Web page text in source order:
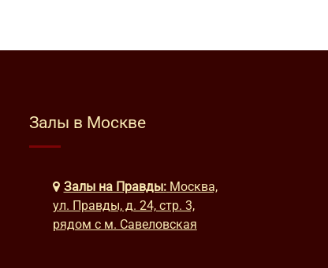
Залы в Москве
Залы на Правды: Москва,
ул. Правды, д. 24, стр. 3,
рядом с м. Савеловская